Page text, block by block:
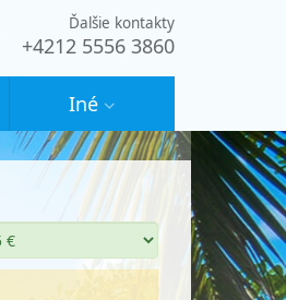
Ďalšie kontakty
+4212 5556 3860
Iné